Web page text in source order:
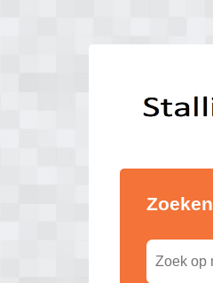
Zoeken